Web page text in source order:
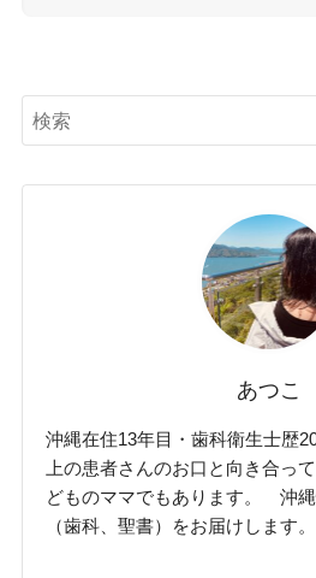
あつこ
沖縄在住13年目・歯科衛生士歴
上の患者さんのお口と向き合っ
どものママでもあります。 沖
（歯科、聖書）をお届けします。